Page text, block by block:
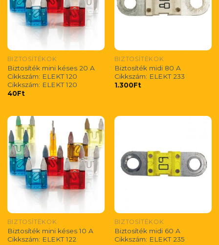
BIZTOSÍTÉKOK
Biztosíték mini késes 20 A
Cikkszám: ELEKT 120
Cikkszám: ELEKT 120
40Ft
BIZTOSÍTÉKOK
Biztosíték midi 80 A
Cikkszám: ELEKT 233
1.300Ft
BIZTOSÍTÉKOK
Biztosíték mini késes 10 A
Cikkszám: ELEKT 122
BIZTOSÍTÉKOK
Biztosíték midi 60 A
Cikkszám: ELEKT 235